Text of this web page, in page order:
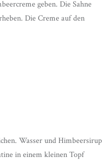
geben. Die Sahne
Die Creme auf den
Wasser und Himbeersirup
in einem kleinen Topf